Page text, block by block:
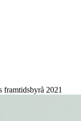
framtidsbyrå 2021